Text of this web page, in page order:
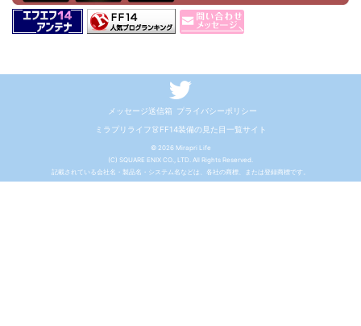
メッセージ送信箱 プライバシーポリシー
ミラプリライフ👗FF14装備の見た目一覧サイト
© 2026 Mirapri Life
(C) SQUARE ENIX CO., LTD. All Rights Reserved.
記載されている会社名・製品名・システム名などは、各社の商標、または登録商標です。